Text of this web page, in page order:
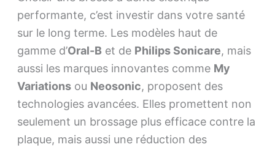
performante, c’est investir dans votre santé
sur le long terme. Les modèles haut de
gamme d’Oral-B et de Philips Sonicare, mais
aussi les marques innovantes comme My
Variationsou Neosonic, proposent des
technologies avancées. Elles promettent non
seulement un brossage plus efficace contre la
plaque, mais aussi une réduction des